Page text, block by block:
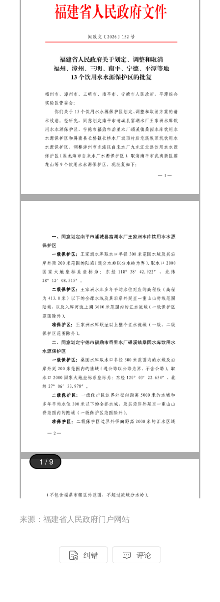
来源：福建省人民政府门户网站
 纠错  评论